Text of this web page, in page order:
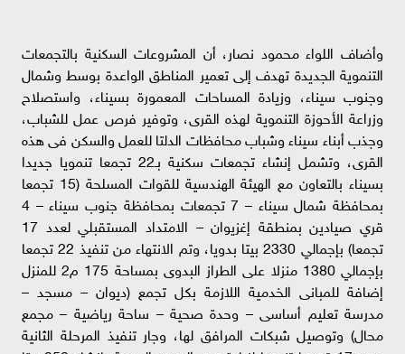
وأضاف اللواء محمود نصار، أن المشروعات السكنية بالتجمعات
التنموية الجديدة تهدف إلى تعمير المناطق الواعدة بوسط وشمال
وجنوب سيناء، وزيادة المساحات المعمورة بسيناء، واستصلاح
وزراعة الأحوزة التنموية لهذه القرى، وتوفير فرص عمل للشباب،
وجذب أبناء سيناء وشباب محافظات الدلتا للعمل والسكن فى هذه
القرى، وتشمل إنشاء تجمعات سكنية بـ22 تجمعا تنمويا جديدا
بسيناء بالتعاون مع الهيئة الهندسية للقوات المسلحة (15 تجمعا
بمحافظة شمال سيناء – 7 تجمعات بمحافظة جنوب سيناء – 4
قري صيادين بمنطقة إغزيوان – الامتداد المستقبلي لعدد 17
تجمعا) بإجمالي 2330 بيتا بدويا، وتم الانتهاء من تنفيذ 22 تجمعا
بإجمالي 1380 منزلا على الطراز البدوى بمساحة 175 م2 للمنزل
إضافة للمبانى الخدمية اللازمة بكل تجمع (ديوان – مسجد –
مدرسة تعليم أساسى – وحدة صحية – ساحة رياضية – مجمع
محال) وتوصيل شبكات المرافق لها، وجار تنفيذ المرحلة الثانية